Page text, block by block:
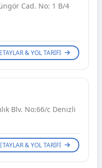
Cad. No: 1 B/4
& YOL TARIFI
Blv. No:66/c Denizli
& YOL TARIFI